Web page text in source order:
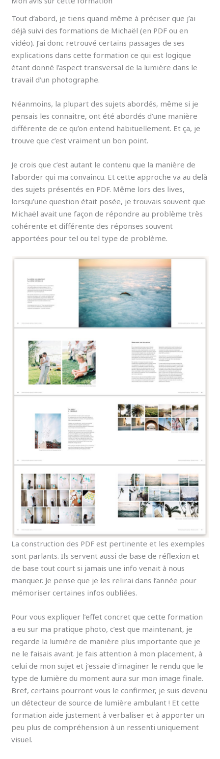
Tout d’abord, je tiens quand même à préciser que j’ai
déjà suivi des formations de Michaël (en PDF ou en
vidéo). J’ai donc retrouvé certains passages de ses
explications dans cette formation ce qui est logique
étant donné l’aspect transversal de la lumière dans le
travail d’un photographe.
Néanmoins, la plupart des sujets abordés, même si je
pensais les connaitre, ont été abordés d’une manière
différente de ce qu’on entend habituellement. Et ça, je
trouve que c’est vraiment un bon point.
Je crois que c’est autant le contenu que la manière de
l’aborder qui ma convaincu. Et cette approche va au delà
des sujets présentés en PDF. Même lors des lives,
lorsqu’une question était posée, je trouvais souvent que
Michaël avait une façon de répondre au problème très
cohérente et différente des réponses souvent
apportées pour tel ou tel type de problème.
La construction des PDF est pertinente et les exemples
sont parlants. Ils servent aussi de base de réflexion et
de base tout court si jamais une info venait à nous
manquer. Je pense que je les relirai dans l’année pour
mémoriser certaines infos oubliées.
Pour vous expliquer l’effet concret que cette formation
a eu sur ma pratique photo, c’est que maintenant, je
regarde la lumière de manière plus importante que je
ne le faisais avant. Je fais attention à mon placement, à
celui de mon sujet et j’essaie d’imaginer le rendu que le
type de lumière du moment aura sur mon image finale.
Bref, certains pourront vous le confirmer, je suis devenu
un détecteur de source de lumière ambulant ! Et cette
formation aide justement à verbaliser et à apporter un
peu plus de compréhension à un ressenti uniquement
visuel.